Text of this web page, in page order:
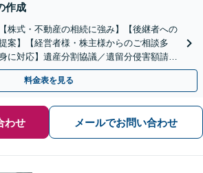
作成
株式・不動産の相続に強み】【後継者への
案】【経営者様・株主様からのご相談多
に対応】遺産分割協議／遺留分侵害額請求
【40分相談無料】【渋谷駅3分】
料金表を見る
わせ メールでお問い合わせ